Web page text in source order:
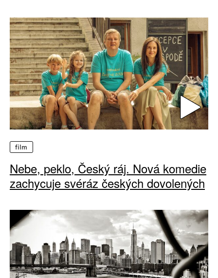
film
Nebe, peklo, Český ráj. Nová komedie
zachycuje svéráz českých dovolených